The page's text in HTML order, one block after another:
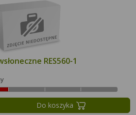
RES560-1
Do koszyka